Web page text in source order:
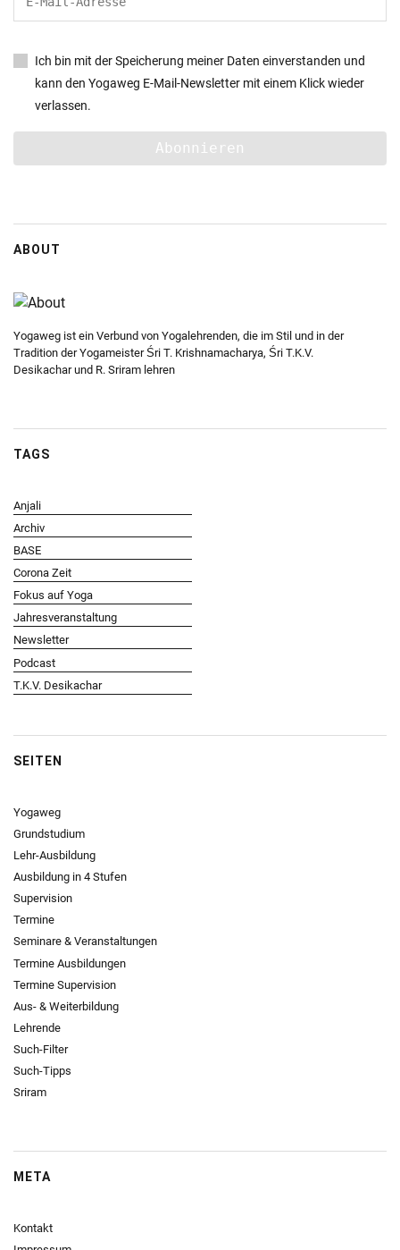
Ich bin mit der Speicherung meiner Daten einverstanden und
kann den Yogaweg E-Mail-Newsletter mit einem Klick wieder
verlassen.
ABOUT
Yogaweg ist ein Verbund von Yogalehrenden, die im Stil und in der
Tradition der Yogameister Śri T. Krishnamacharya, Śri T.K.V.
Desikachar und R. Sriram lehren
TAGS
Anjali
Archiv
BASE
Corona Zeit
Fokus auf Yoga
Jahresveranstaltung
Newsletter
Podcast
T.K.V. Desikachar
SEITEN
Yogaweg
Grundstudium
Lehr-Ausbildung
Ausbildung in 4 Stufen
Supervision
Termine
Seminare & Veranstaltungen
Termine Ausbildungen
Termine Supervision
Aus- & Weiterbildung
Lehrende
Such-Filter
Such-Tipps
Sriram
META
Kontakt